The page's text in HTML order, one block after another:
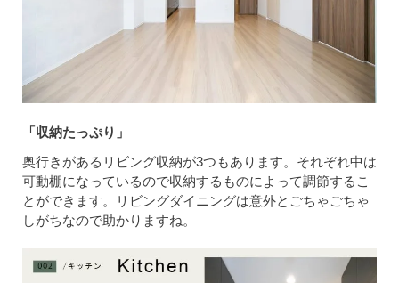
「収納たっぷり」
奥行きがあるリビング収納が3つもあります。それぞれ中は
可動棚になっているので収納するものによって調節するこ
とができます。リビングダイニングは意外とごちゃごちゃ
しがちなので助かりますね。